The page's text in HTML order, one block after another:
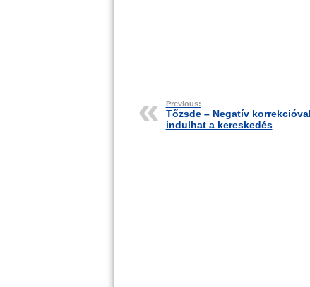
Previous:
Tőzsde – Negatív korrekcióval
indulhat a kereskedés